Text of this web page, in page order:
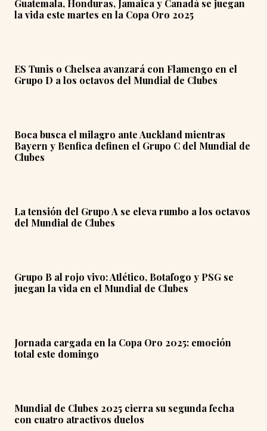
Guatemala, Honduras, Jamaica y Canadá se juegan
la vida este martes en la Copa Oro 2025
ES Tunis o Chelsea avanzará con Flamengo en el
Grupo D a los octavos del Mundial de Clubes
Boca busca el milagro ante Auckland mientras
Bayern y Benfica definen el Grupo C del Mundial de
Clubes
La tensión del Grupo A se eleva rumbo a los octavos
del Mundial de Clubes
Grupo B al rojo vivo: Atlético, Botafogo y PSG se
juegan la vida en el Mundial de Clubes
Jornada cargada en la Copa Oro 2025: emoción
total este domingo
Mundial de Clubes 2025 cierra su segunda fecha
con cuatro atractivos duelos